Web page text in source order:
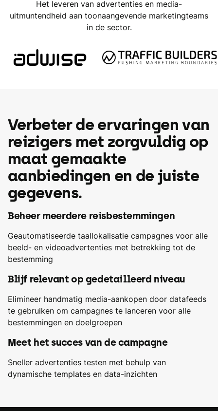
Het leveren van advertenties en media-
uitmuntendheid aan toonaangevende marketingteams
in de sector.
Verbeter de ervaringen van
reizigers met zorgvuldig op
maat gemaakte
aanbiedingen en de juiste
gegevens.
Beheer meerdere reisbestemmingen
Geautomatiseerde taallokalisatie campagnes voor alle
beeld- en videoadvertenties met betrekking tot de
bestemming
Blijf relevant op gedetailleerd niveau
Elimineer handmatig media-aankopen door datafeeds
te gebruiken om campagnes te lanceren voor alle
bestemmingen en doelgroepen
Meet het succes van de campagne
Sneller advertenties testen met behulp van
dynamische templates en data-inzichten